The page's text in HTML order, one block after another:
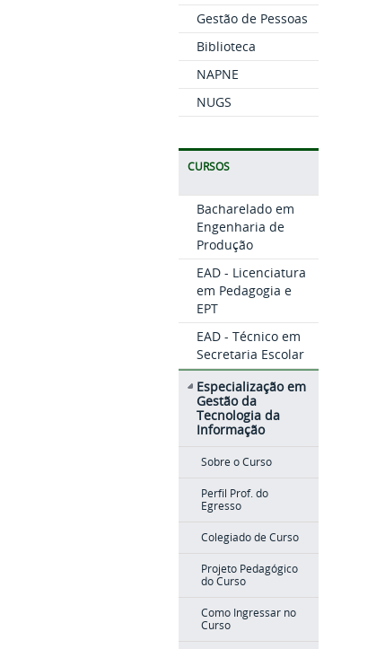
Gestão de Pessoas
Biblioteca
NAPNE
NUGS
CURSOS
Bacharelado em
Engenharia de
Produção
EAD - Licenciatura
em Pedagogia e
EPT
EAD - Técnico em
Secretaria Escolar
Especialização em
Gestão da
Tecnologia da
Informação
Sobre o Curso
Perfil Prof. do
Egresso
Colegiado de Curso
Projeto Pedagógico
do Curso
Como Ingressar no
Curso